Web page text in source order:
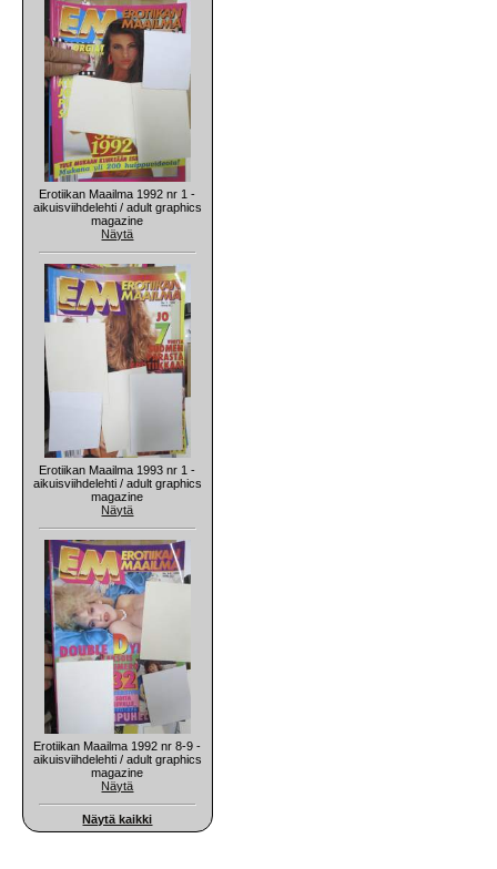
Erotiikan Maailma 1992 nr 1 -
aikuisviihdelehti / adult graphics
magazine
Näytä
Erotiikan Maailma 1993 nr 1 -
aikuisviihdelehti / adult graphics
magazine
Näytä
Erotiikan Maailma 1992 nr 8-9 -
aikuisviihdelehti / adult graphics
magazine
Näytä
Näytä kaikki